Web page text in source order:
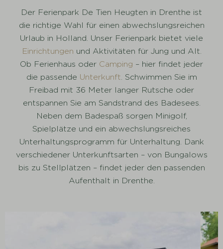
Der Ferienpark De Tien Heugten in Drenthe ist
die richtige Wahl für einen abwechslungsreichen
Urlaub in Holland. Unser Ferienpark bietet viele
Einrichtungen und Aktivitäten für Jung und Alt.
Ob Ferienhaus oder Camping – hier findet jeder
die passende Unterkunft. Schwimmen Sie im
Freibad mit 36 Meter langer Rutsche oder
entspannen Sie am Sandstrand des Badesees.
Neben dem Badespaß sorgen Minigolf,
Spielplätze und ein abwechslungsreiches
Unterhaltungsprogramm für Unterhaltung. Dank
verschiedener Unterkunftsarten – von Bungalows
bis zu Stellplätzen – findet jeder den passenden
Aufenthalt in Drenthe.